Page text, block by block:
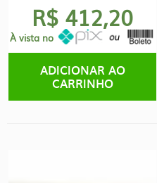
R$ 412,20
À vista no
ADICIONAR AO
CARRINHO